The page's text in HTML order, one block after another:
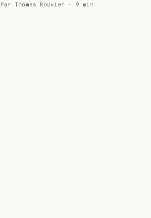
Par Thomas Rouvier · 9 min